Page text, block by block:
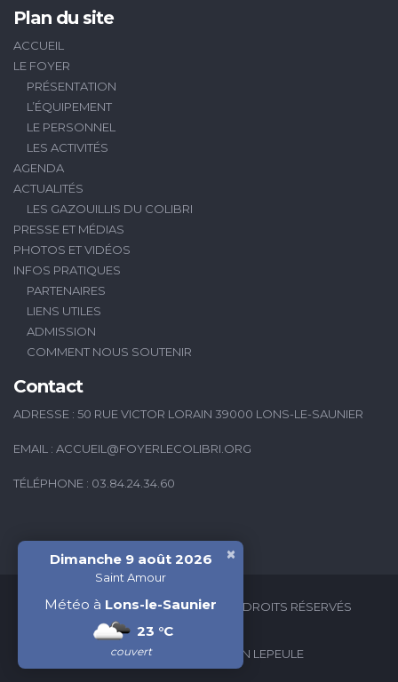
Plan du site
ACCUEIL
LE FOYER
PRÉSENTATION
L’ÉQUIPEMENT
LE PERSONNEL
LES ACTIVITÉS
AGENDA
ACTUALITÉS
LES GAZOUILLIS DU COLIBRI
PRESSE ET MÉDIAS
PHOTOS ET VIDÉOS
INFOS PRATIQUES
PARTENAIRES
LIENS UTILES
ADMISSION
COMMENT NOUS SOUTENIR
Contact
ADRESSE : 50 RUE VICTOR LORAIN 39000 LONS-LE-SAUNIER
EMAIL : ACCUEIL@FOYERLECOLIBRI.ORG
TÉLÉPHONE : 03.84.24.34.60
2026 © FOYER LE COLIBRI - TOUS DROITS RÉSERVÉS
CRÉATION WEB : VALÉRIAN LEPEULE
Dimanche 9 août 2026
Saint Amour
Météo à Lons-le-Saunier
23 °C
couvert
×